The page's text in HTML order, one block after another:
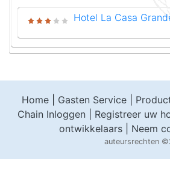
Hotel La Casa
Home| Gasten Service|
Chain Inloggen
Registreer uw
ontwikkelaars
Neem
auteursrechten